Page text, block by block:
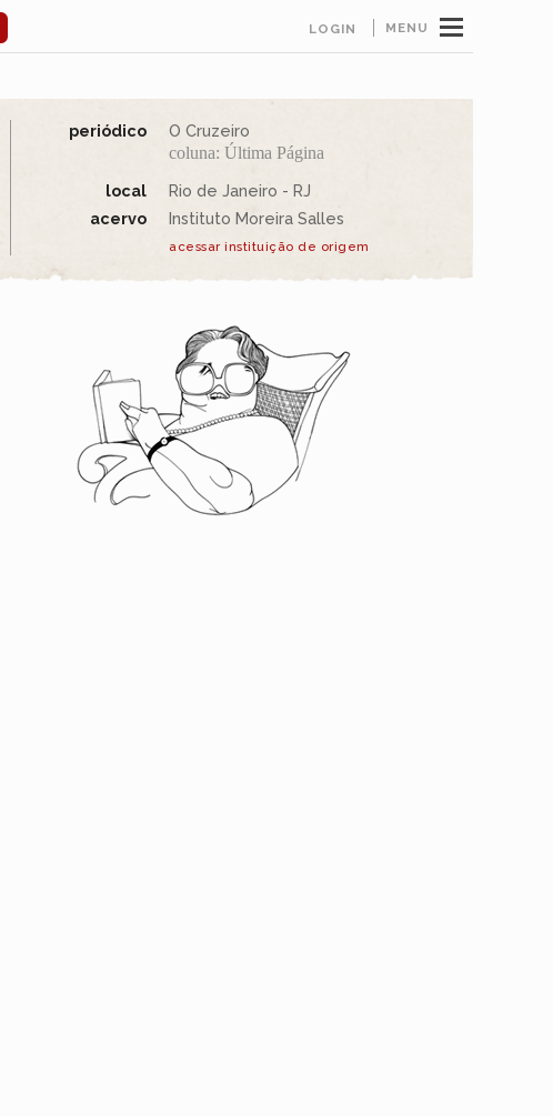
MENU
LOGIN
periódico
O Cruzeiro
coluna: Última Página
local
Rio de Janeiro - RJ
acervo
Instituto Moreira Salles
acessar instituição de origem